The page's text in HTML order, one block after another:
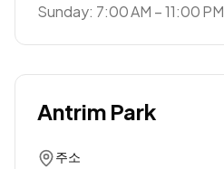
Sunday: 7:00 AM – 11:00 PM
Antrim Park
주소